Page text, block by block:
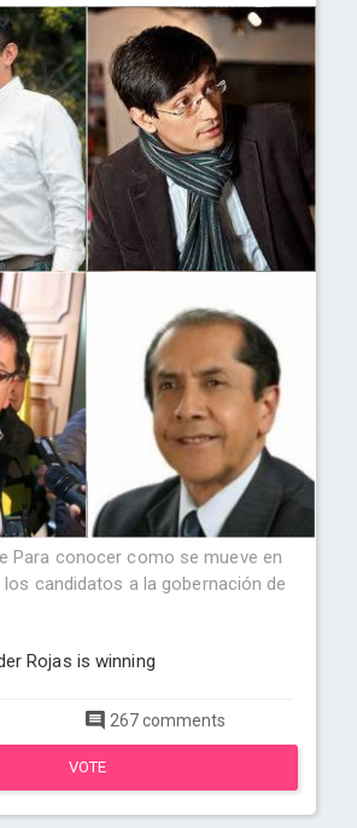
Para conocer como se mueve en
candidatos a la gobernación de
Rojas is winning
267 comments
VOTE